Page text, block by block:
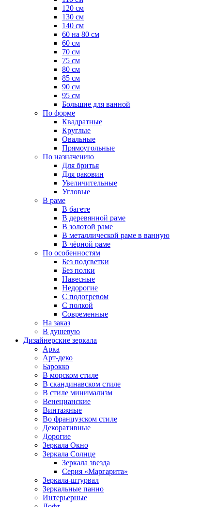
120 см
130 см
140 см
60 на 80 см
60 см
70 см
75 см
80 см
85 см
90 см
95 см
Большие для ванной
По форме
Квадратные
Круглые
Овальные
Прямоугольные
По назначению
Для бритья
Для раковин
Увеличительные
Угловые
В раме
В багете
В деревянной раме
В золотой раме
В металлической раме в ванную
В чёрной раме
По особенностям
Без подсветки
Без полки
Навесные
Недорогие
С подогревом
С полкой
Современные
На заказ
В душевую
Дизайнерские зеркала
Арка
Арт-деко
Барокко
В морском стиле
В скандинавском стиле
В стиле минимализм
Венецианские
Винтажные
Во французском стиле
Декоративные
Дорогие
Зеркала Окно
Зеркала Солнце
Зеркала звезда
Серия «Маргарита»
Зеркала-штурвал
Зеркальные панно
Интерьерные